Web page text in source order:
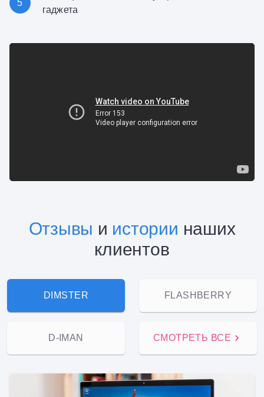
5
гаджета
Отзывы и истории наших
клиентов
DIMSTER FLASHBERRY
D-IMAN СМОТРЕТЬ ВСЕ